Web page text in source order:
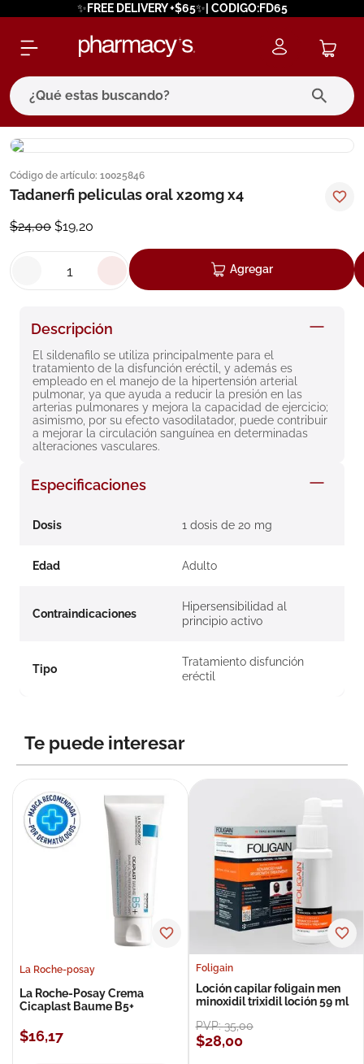
✨FREE DELIVERY +$65✨| CODIGO:FD65
¿Qué estas buscando?
Código de artículo: 10025846
Tadanerfi peliculas oral x20mg x4
$24,00 $19,20
Agregar
Descripción
El sildenafilo se utiliza principalmente para el
tratamiento de la disfunción eréctil, y además es
empleado en el manejo de la hipertensión arterial
pulmonar, ya que ayuda a reducir la presión en las
arterias pulmonares y mejora la capacidad de ejercicio;
asimismo, por su efecto vasodilatador, puede contribuir
a mejorar la circulación sanguínea en determinadas
alteraciones vasculares.
Especificaciones
Dosis 1 dosis de 20 mg
Edad Adulto
Contraindicaciones
Hipersensibilidad al
principio activo
Tipo
Tratamiento disfunción
eréctil
Te puede interesar
La Roche-posay
La Roche-Posay Crema
Cicaplast Baume B5+
$16,17
Foligain
Loción capilar foligain men
minoxidil trixidil loción 59 ml
PVP:35,00
$28,00
términos más buscados
1. eucerin
bioderma
pilexil
5. cerave
6 degraler
7 isdin
8. roche posay
9. megacistin
10.pañales